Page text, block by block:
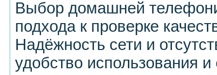
Выбор домашней
подхода к проверке
Надёжность сети и
удобство использования